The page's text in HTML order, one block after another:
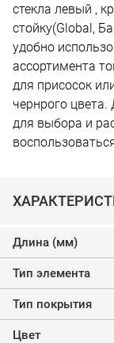
стекла левый ,
стойку(Global,
удобно
ассортимента
для присосок
чернрого
для выбора и
Длина (мм)
Тип элемента
Тип покрытия
Цвет